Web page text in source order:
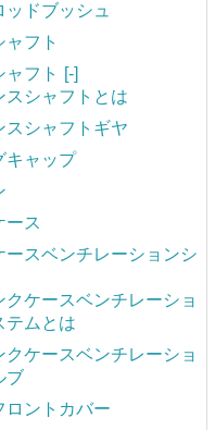
ッドブッシュ
ャフト
フト
[-]
スシャフトとは
スシャフトギヤ
キャップ
ース
ースベンチレーションシ
クケースベンチレーショ
テムとは
クケースベンチレーショ
ブ
ロントカバー